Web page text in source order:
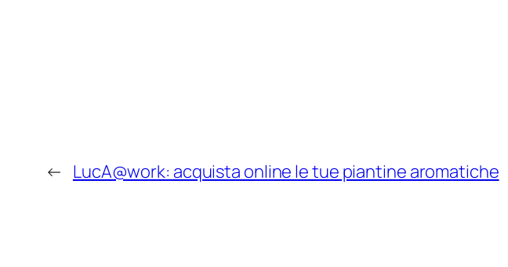
← LucA@work: acquista online le tue piantine aromatiche